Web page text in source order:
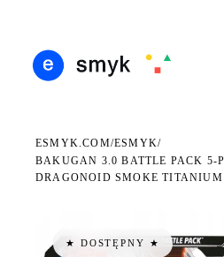
ESMYK.COM/ESMYK/
BAKUGAN 3.0 BATTLE PACK 5-
DRAGONOID SMOKE TITANIUM
★ DOSTĘPNY ★